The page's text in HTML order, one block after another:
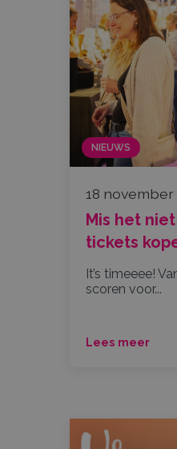
NIEUWS
18 november
Mis het
tickets
It’s timeeee!
scoren voor...
Lees meer